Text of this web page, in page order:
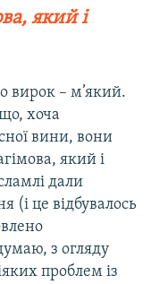
який і
вирок – м’який.
хоча
вини, вони
який і
дали
(і це відбувалось
з огляду
проблем із